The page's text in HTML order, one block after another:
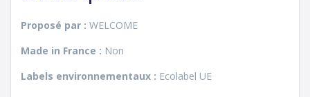
Proposé par : WELCOME
Made in France : Non
Labels environnementaux : Ecolabel UE